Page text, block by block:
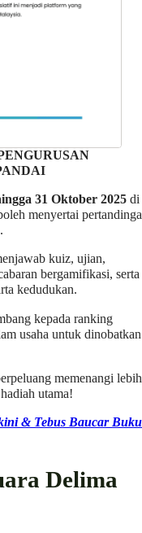
31 Oktober 2025 di
menyertai
kuiz, ujian,
bergamifikasi, serta
kedudukan.
kepada ranking
usaha untuk dinobatkan
memenangi lebih
utama!
& Tebus Baucar Buku
Delima